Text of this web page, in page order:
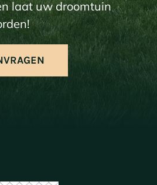
laat uw droomtuin